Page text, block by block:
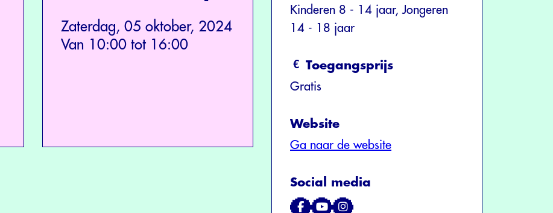
Zaterdag, 05 oktober, 2024
Van 10:00 tot 16:00
Kinderen 8 - 14 jaar, Jongeren
14 - 18 jaar
Toegangsprijs
Gratis
Website
Ga naar de website
Social media